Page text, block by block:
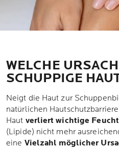
WELCHE
SCHUPPIGE
Neigt die Haut zur
natürlichen
Haut verliert wichtige
(Lipide) nicht mehr
eine Vielzahl möglicher